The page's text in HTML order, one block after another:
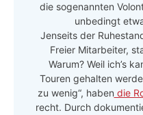
die sogenannten
unbedingt
Jenseits der
Freier Mitarbeiter,
Warum? Weil ich’s
Touren gehalten
zu wenig“, haben die
recht. Durch